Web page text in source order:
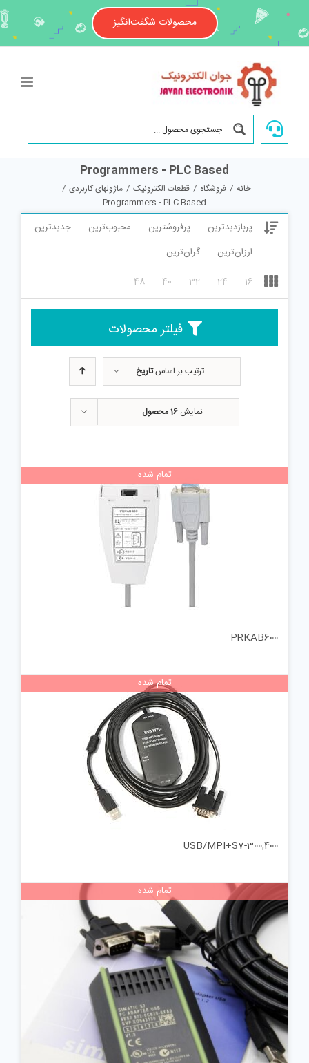
content
محصولات شگفت‌انگیز
Programmers - PLC Based
خانه / فروشگاه / قطعات الکترونیک / ماژولهای کاربردی /
Programmers - PLC Based
پربازدیدترین پرفروشترین محبوب‌ترین
جدیدترین
ارزان‌ترین
گران‌ترین
16
24
32
40
48
فیلتر محصولات
ترتیب بر اساستاریخ
نمایش16 محصول
تمام شده
PRKAB600
تمام شده
USB/MPI+S7-300,400
تمام شده